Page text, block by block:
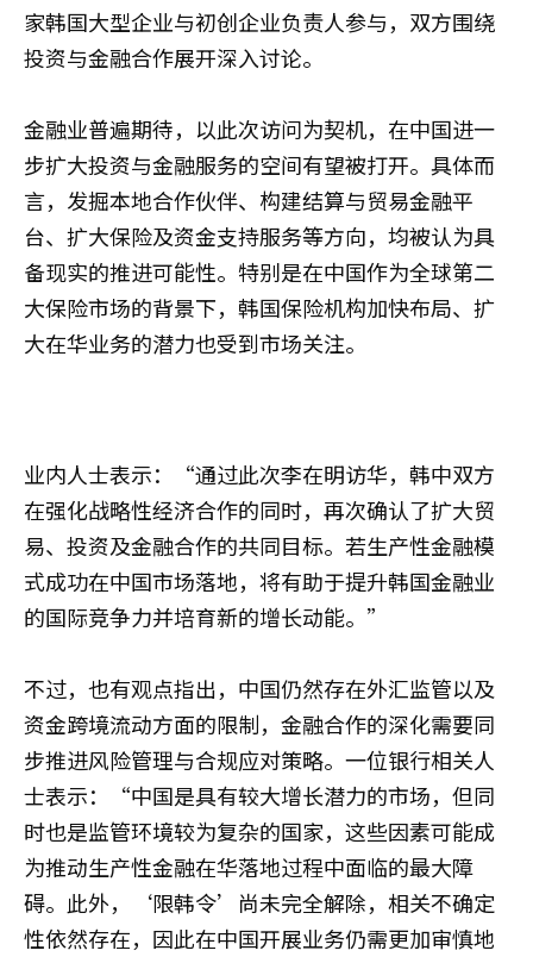
家韩国大型企业与初创企业负责人参与，双方围绕
投资与金融合作展开深入讨论。
金融业普遍期待，以此次访问为契机，在中国进一
步扩大投资与金融服务的空间有望被打开。具体而
言，发掘本地合作伙伴、构建结算与贸易金融平
台、扩大保险及资金支持服务等方向，均被认为具
备现实的推进可能性。特别是在中国作为全球第二
大保险市场的背景下，韩国保险机构加快布局、扩
大在华业务的潜力也受到市场关注。
业内人士表示：“通过此次李在明访华，韩中双方
在强化战略性经济合作的同时，再次确认了扩大贸
易、投资及金融合作的共同目标。若生产性金融模
式成功在中国市场落地，将有助于提升韩国金融业
的国际竞争力并培育新的增长动能。”
不过，也有观点指出，中国仍然存在外汇监管以及
资金跨境流动方面的限制，金融合作的深化需要同
步推进风险管理与合规应对策略。一位银行相关人
士表示：“中国是具有较大增长潜力的市场，但同
时也是监管环境较为复杂的国家，这些因素可能成
为推动生产性金融在华落地过程中面临的最大障
碍。此外，‘限韩令’尚未完全解除，相关不确定
性依然存在，因此在中国开展业务仍需更加审慎地